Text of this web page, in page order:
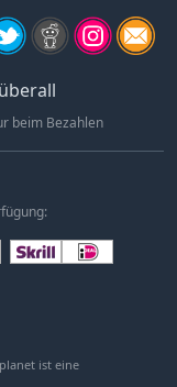
beim Bezahlen
ist eine